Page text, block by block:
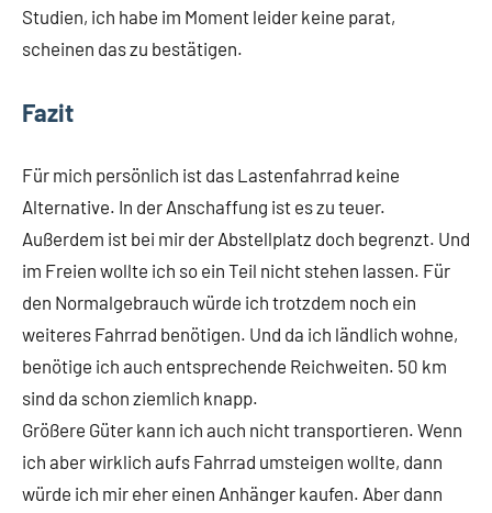
Studien, ich habe im Moment leider keine parat,
scheinen das zu bestätigen.
Fazit
Für mich persönlich ist das Lastenfahrrad keine
Alternative. In der Anschaffung ist es zu teuer.
Außerdem ist bei mir der Abstellplatz doch begrenzt. Und
im Freien wollte ich so ein Teil nicht stehen lassen. Für
den Normalgebrauch würde ich trotzdem noch ein
weiteres Fahrrad benötigen. Und da ich ländlich wohne,
benötige ich auch entsprechende Reichweiten. 50 km
sind da schon ziemlich knapp.
Größere Güter kann ich auch nicht transportieren. Wenn
ich aber wirklich aufs Fahrrad umsteigen wollte, dann
würde ich mir eher einen Anhänger kaufen. Aber dann